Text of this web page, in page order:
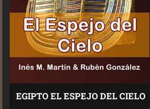
EGIPTO EL ESPEJO DEL CIELO